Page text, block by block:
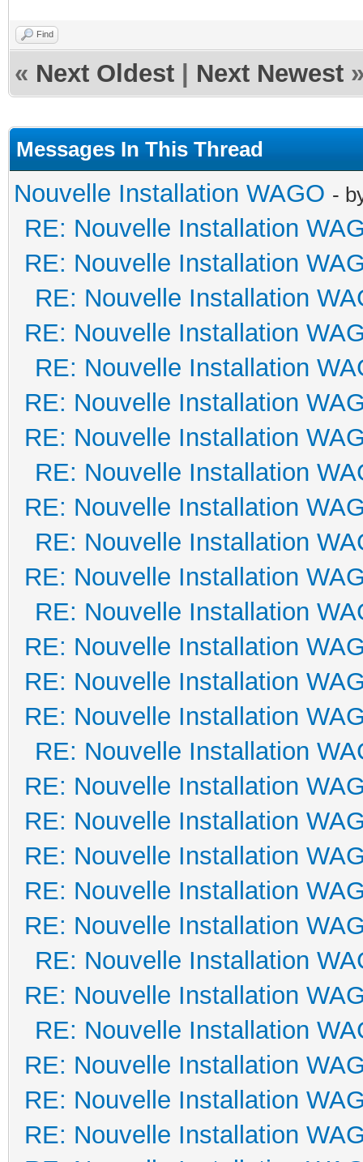
Find
« Next Oldest Next Newest
Messages In This Thread
Nouvelle Installation WAGO -
RE: Nouvelle Installation
RE: Nouvelle Installation
RE: Nouvelle Installation
RE: Nouvelle Installation
RE: Nouvelle Installation
RE: Nouvelle Installation
RE: Nouvelle Installation
RE: Nouvelle Installation
RE: Nouvelle Installation
RE: Nouvelle Installation
RE: Nouvelle Installation
RE: Nouvelle Installation
RE: Nouvelle Installation
RE: Nouvelle Installation
RE: Nouvelle Installation
RE: Nouvelle Installation
RE: Nouvelle Installation
RE: Nouvelle Installation
RE: Nouvelle Installation
RE: Nouvelle Installation
RE: Nouvelle Installation
RE: Nouvelle Installation
RE: Nouvelle Installation
RE: Nouvelle Installation
RE: Nouvelle Installation
RE: Nouvelle Installation
RE: Nouvelle Installation